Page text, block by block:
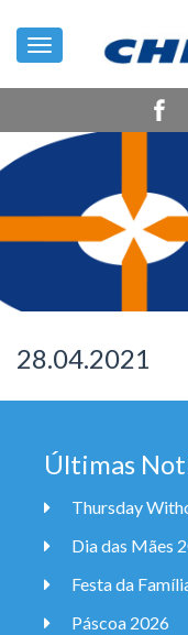
Toggle
navigation
28.04.2021
Últimas
Thursday
Dia das Mães
Festa da
Páscoa 2026